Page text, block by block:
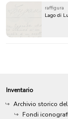
raffigura
Lago di
Inventario
Archivio storico
Fondi